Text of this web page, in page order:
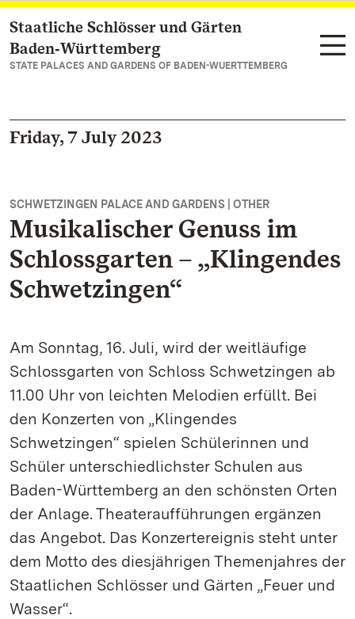
Navigate to main page
Staatliche Schlösser und Gärten
Baden‑Württemberg
STATE PALACES AND GARDENS OF BADEN-WUERTTEMBERG
Friday, 7 July 2023
SCHWETZINGEN PALACE AND GARDENS | OTHER
Musikalischer Genuss im
Schlossgarten – „Klingendes
Schwetzingen“
Am Sonntag, 16. Juli, wird der weitläufige
Schlossgarten von Schloss Schwetzingen ab
11.00 Uhr von leichten Melodien erfüllt. Bei
den Konzerten von „Klingendes
Schwetzingen“ spielen Schülerinnen und
Schüler unterschiedlichster Schulen aus
Baden-Württemberg an den schönsten Orten
der Anlage. Theateraufführungen ergänzen
das Angebot. Das Konzertereignis steht unter
dem Motto des diesjährigen Themenjahres der
Staatlichen Schlösser und Gärten „Feuer und
Wasser“.